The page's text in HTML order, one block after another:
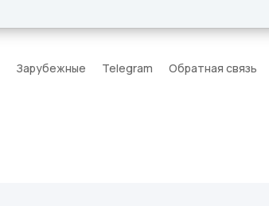
Зарубежные Telegram Обратная связь